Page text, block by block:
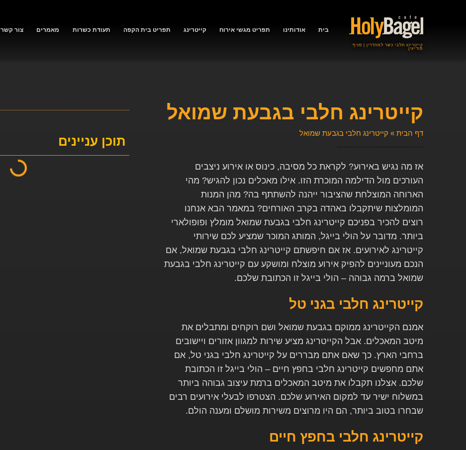
קייטרינג חלבי כשר למהדרין | סניף
מודיעין
בית אודותינו תפריט מגשי אירוח קייטרינג תפריט בית הקפה תעודת כשרות מאמרים צור קשר
קייטרינג חלבי בגבעת שמואל
דף הבית» קייטרינג חלבי בגבעת שמואל
אז מה נגיש באירוע? לקראת כל מסיבה, כינוס או אירוע ניצבים
העורכים מול הדילמה המוכרת הזו. אילו מאכלים נכון להגיש? מהי
הארוחה המוצלחת שהציבור ייהנה להשתתף בה? מהן המנות
המומלצות שיתקבלו באהדה בקרב האורחים? במאמר הבא אנחנו
רוצים להכיר בפניכם קייטרינג חלבי בגבעת שמואל מומלץ ופופולארי
ביותר. מדובר על הולי בייגל, המותג המוכר שמציע לכם שירותי
קייטרינג לאירועים. אז אם חיפשתם קייטרינג חלבי בגבעת שמואל, אם
הנכם מעוניינים להפיק אירוע מוצלח ומושקע עם קייטרינג חלבי בגבעת
שמואל ברמה גבוהה – הולי בייגל זו הכתובת שלכם.
קייטרינג חלבי בגני טל
אמנם הקייטרינג ממוקם בגבעת שמואל ושם רוקחים ומתבלים את
מיטב המאכלים. אבל הקייטרינג מציע שירות למגוון אזורים ויישובים
ברחבי הארץ. כך שאם אתם מבררים על קייטרינג חלבי בגני טל, אם
אתם מחפשים קייטרינג חלבי בחפץ חיים – הולי בייגל זו הכתובת
שלכם. אצלנו תקבלו את מיטב המאכלים ברמת עיצוב גבוהה ביותר
במשלוח ישיר עד למקום האירוע שלכם. הצטרפו לבעלי אירועים רבים
שבחרו בטוב ביותר, הם היו מרוצים משירות מושלם ומענה הולם.
קייטרינג חלבי בחפץ חיים
תוכן עניינים